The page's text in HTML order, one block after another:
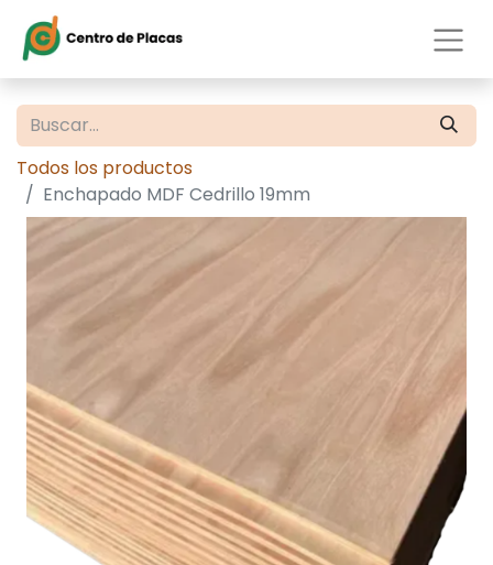
Todos los productos
Enchapado MDF Cedrillo 19mm